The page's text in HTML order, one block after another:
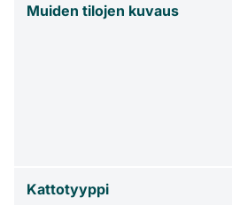
Muiden tilojen kuvaus
Kattotyyppi